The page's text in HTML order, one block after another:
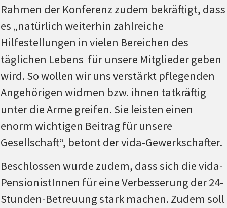
Rahmen der Konferenz zudem bekräftigt, dass
es „natürlich weiterhin zahlreiche
Hilfestellungen in vielen Bereichen des
täglichen Lebens für unsere Mitglieder geben
wird. So wollen wir uns verstärkt pflegenden
Angehörigen widmen bzw. ihnen tatkräftig
unter die Arme greifen. Sie leisten einen
enorm wichtigen Beitrag für unsere
Gesellschaft“, betont der vida-Gewerkschafter.
Beschlossen wurde zudem, dass sich die vida-
PensionistInnen für eine Verbesserung der 24-
Stunden-Betreuung stark machen. Zudem soll